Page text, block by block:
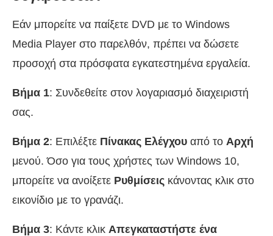
Εάν μπορείτε να παίξετε DVD με το Windows
Media Player στο παρελθόν, πρέπει να δώσετε
προσοχή στα πρόσφατα εγκατεστημένα εργαλεία.
Βήμα 1: Συνδεθείτε στον λογαριασμό διαχειριστή
σας.
Βήμα 2: Επιλέξτε Πίνακας Ελέγχου από το Αρχή
μενού. Όσο για τους χρήστες των Windows 10,
μπορείτε να ανοίξετε Ρυθμίσεις κάνοντας κλικ στο
εικονίδιο με το γρανάζι.
Βήμα 3: Κάντε κλικ Απεγκαταστήστε ένα